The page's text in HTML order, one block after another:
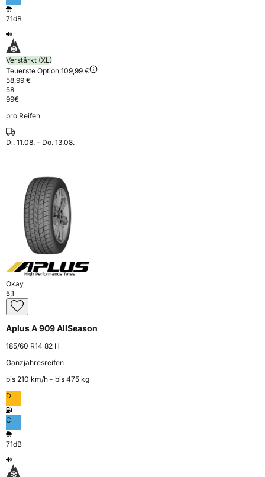
71dB
Verstärkt (XL)
Teuerste Option:109,99 €
58,99 €
58
99€
pro Reifen
Di. 11.08. - Do. 13.08.
Okay
5,1
Aplus A 909 AllSeason
185/60 R14 82 H
Ganzjahresreifen
bis 210 km⁠/⁠h - bis 475 kg
D
C
71dB